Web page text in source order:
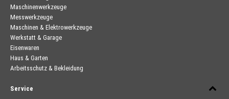
Maschinenwerkzeuge
Messwerkzeuge
Maschinen & Elektrowerkzeuge
Werkstatt & Garage
Eisenwaren
Haus & Garten
Arbeitsschutz & Bekleidung
Service